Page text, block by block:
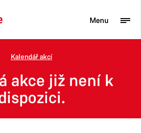
Turista
Aktuality
Kalendář akcí
akce již není k
Menu